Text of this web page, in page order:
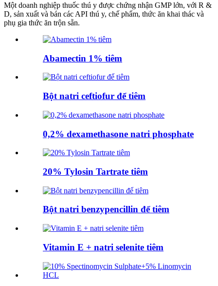
Một doanh nghiệp thuốc thú y được chứng nhận GMP lớn, với R &
D, sản xuất và bán các API thú y, chế phẩm, thức ăn khai thác và
phụ gia thức ăn trộn sẵn.
Abamectin 1% tiêm
Bột natri ceftiofur để tiêm
0,2% dexamethasone natri phosphate
20% Tylosin Tartrate tiêm
Bột natri benzypencillin để tiêm
Vitamin E + natri selenite tiêm